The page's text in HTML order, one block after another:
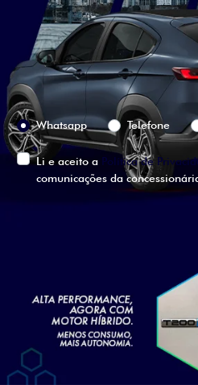
Versão escolhida
Preferência de contato:
Whatsapp
Telefone
Li e aceito a Política de
comunicações da
ENTRAR EM
VISUALIZE O
VEÍCULO EM
360°